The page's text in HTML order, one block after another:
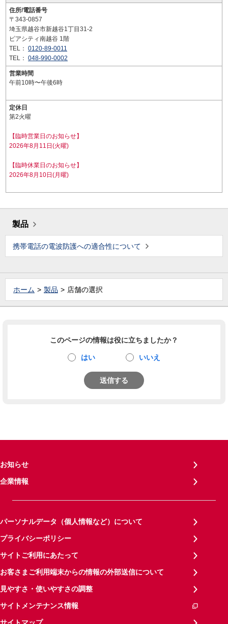
住所/電話番号
〒343-0857
埼玉県越谷市新越谷1丁目31-2
ピアシティ南越谷 1階
TEL： 0120-89-0011
TEL： 048-990-0002
営業時間
午前10時〜午後6時
定休日
第2火曜
【臨時営業日のお知らせ】
2026年8月11日(火曜)
【臨時休業日のお知らせ】
2026年8月10日(月曜)
製品
携帯電話の電波防護への適合性について
ホーム 製品 店舗の選択
このページの情報は役に立ちましたか？
はい いいえ
送信する
お知らせ
企業情報
パーソナルデータ（個人情報など）について
プライバシーポリシー
サイトご利用にあたって
お客さまご利用端末からの情報の外部送信について
見やすさ・使いやすさの調整
サイトメンテナンス情報